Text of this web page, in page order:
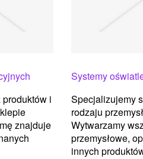
i
znajduje
Systemy
Specjalizujemy
rodzaju
Wytwarzamy
przemysłowe,
innych